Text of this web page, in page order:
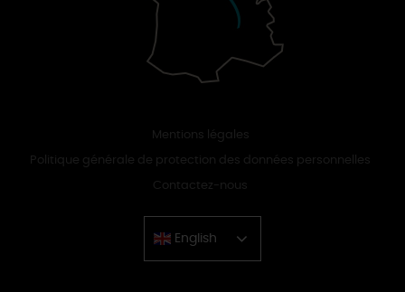
Mentions légales
Politique générale de protection des données personnelles
Contactez-nous
English
Chinese